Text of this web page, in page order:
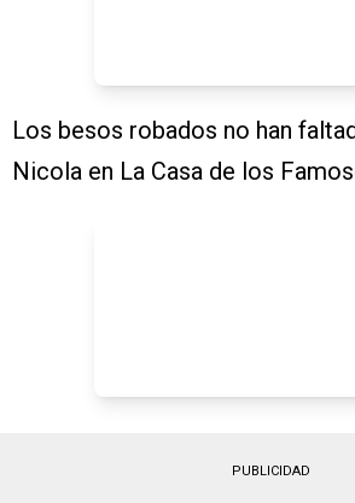
Los besos robados no han
Nicola en La Casa de los
PUBLICIDAD